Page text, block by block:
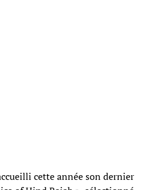
cette année son dernier